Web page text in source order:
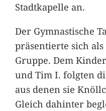
Stadtkapelle an.
Der Gymnastische
präsentierte sich
Gruppe. Dem
und Tim I. folgten
aus denen sie
Gleich dahinter